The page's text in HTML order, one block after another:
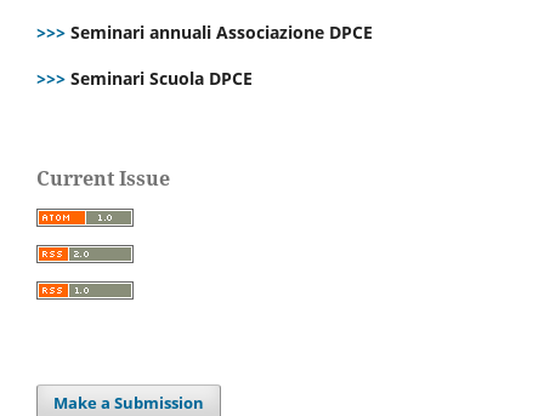
>>> Seminari annuali Associazione DPCE
>>> Seminari Scuola DPCE
Current Issue
Make a Submission